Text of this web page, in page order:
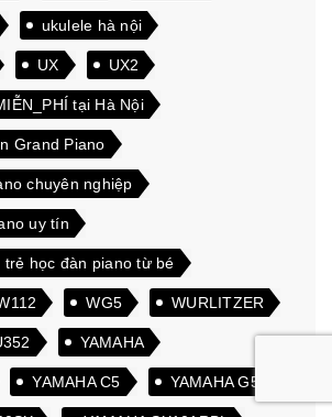
ukulele hà nội
UX UX2
tại Hà Nội
Grand Piano
chuyên nghiệp
uy tín
trẻ học đàn piano từ bé
WG5 WURLITZER
YAMAHA
YAMAHA C5 YAMAHA G5E